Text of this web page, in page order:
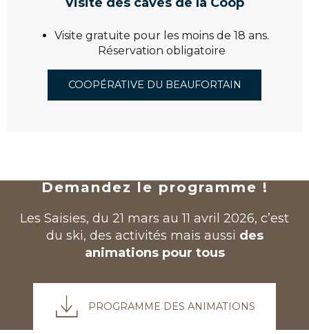
Visite gratuite pour les moins de 18 ans.
Réservation obligatoire
COOPÉRATIVE DU BEAUFORTAIN
Demandez le programme !
Les Saisies, du 21 mars au 11 avril 2026, c’est
du ski, des activités mais aussi des
animations pour tous
PROGRAMME DES ANIMATIONS